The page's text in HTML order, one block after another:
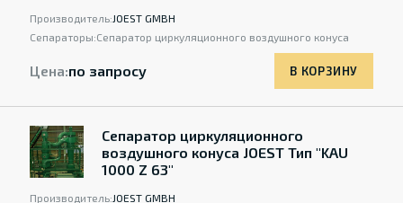
Производитель:JOEST GMBH
Сепараторы:Сепаратор циркуляционного воздушного конуса
Цена:по запросу В КОРЗИНУ
Сепаратор циркуляционного
воздушного конуса JOEST Тип "KAU
1000 Z 63"
Производитель:JOEST GMBH